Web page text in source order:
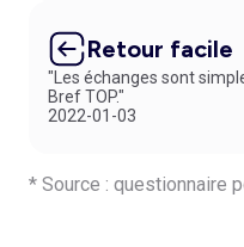
Retour facile
"Les échanges sont
Bref TOP."
2022-01-03
* Source : questionnaire